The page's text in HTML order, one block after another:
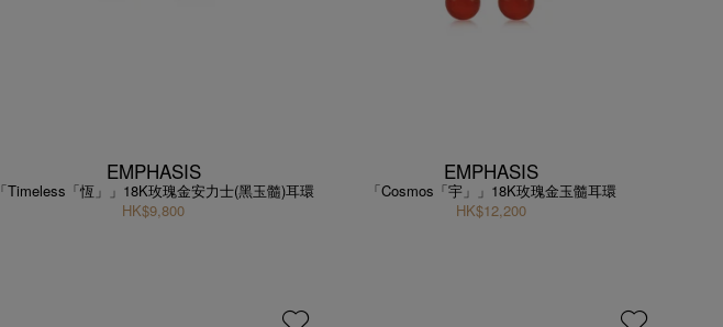
EMPHASIS
「Timeless「恆」」18K玫瑰金安力士(黑玉髓)耳環
HK$9,800
EMPHASIS
「Cosmos「宇」」18K玫瑰金玉髓耳環
HK$12,200